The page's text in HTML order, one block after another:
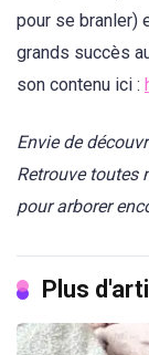
pour se branler)
grands succès
son contenu ici :
Envie de
Retrouve toutes
pour arborer
Plus